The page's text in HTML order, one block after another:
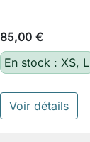
85,00 €
En stock : XS, L
Voir détails